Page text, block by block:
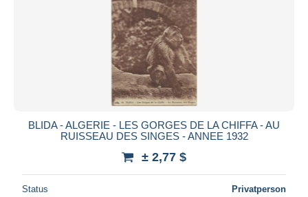
BLIDA - ALGERIE - LES GORGES DE LA CHIFFA - AU
RUISSEAU DES SINGES - ANNEE 1932
± 2,77 $
Status Privatperson